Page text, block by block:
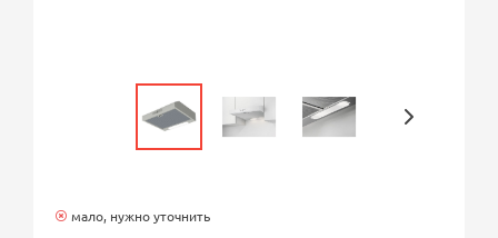
мало, нужно уточнить